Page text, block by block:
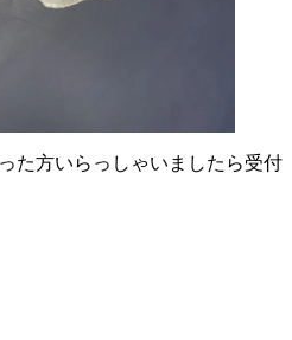
た方いらっしゃいましたら受付